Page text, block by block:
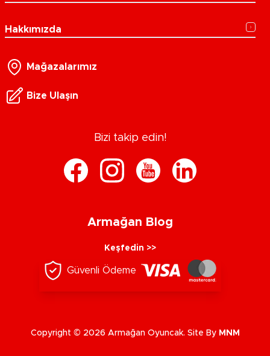
Hakkımızda
Mağazalarımız
Bize Ulaşın
Bizi takip edin!
Armağan Blog
Keşfedin >>
Güvenli Ödeme
Copyright © 2026 Armağan Oyuncak. Site By MNM